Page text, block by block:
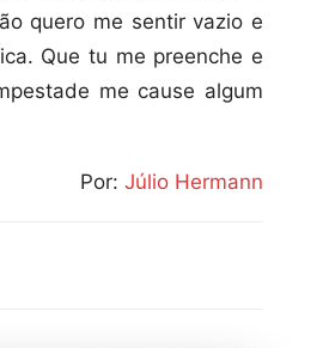
quero me sentir vazio e
Que tu me preenche e
me cause algum
Por: Júlio Hermann